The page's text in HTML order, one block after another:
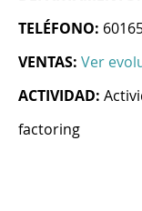
TELÉFONO:
VENTAS: Ver
ACTIVIDAD:
factoring